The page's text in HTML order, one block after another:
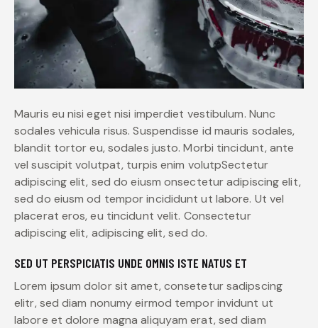
Mauris eu nisi eget nisi imperdiet vestibulum. Nunc
sodales vehicula risus. Suspendisse id mauris sodales,
blandit tortor eu, sodales justo. Morbi tincidunt, ante
vel suscipit volutpat, turpis enim volutpSectetur
adipiscing elit, sed do eiusm onsectetur adipiscing elit,
sed do eiusm od tempor incididunt ut labore. Ut vel
placerat eros, eu tincidunt velit. Consectetur
adipiscing elit, adipiscing elit, sed do.
SED UT PERSPICIATIS UNDE OMNIS ISTE NATUS ET
Lorem ipsum dolor sit amet, consetetur sadipscing
elitr, sed diam nonumy eirmod tempor invidunt ut
labore et dolore magna aliquyam erat, sed diam